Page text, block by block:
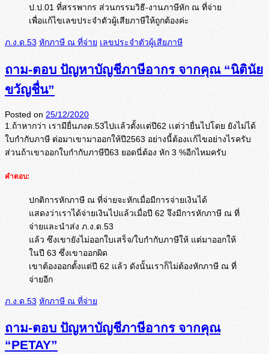
ป.ป.01 ที่สรรพากร ส่วนกรรมวิธี-งานภาษีหัก ณ ที่จ่าย
เพื่อแก้ไขเลขประจำตัวผู้เสียภาษีให้ถูกต้องค่ะ
ภ.ง.ด.53 หักภาษี ณ ที่จ่าย เลขประจำตัวผู้เสียภาษี
ถาม-ตอบ ปัญหาบัญชีภาษีอากร จากคุณ “นิตินัย
ขวัญชื่น”
Posted on 25/12/2020
1.ถ้าหากว่า เรามียื่นภงด.53ไปเเล้วตั้งเเต่ปี62 เเต่ว่ายื่นไปโดย ยังไม่ได้
ใบกำกับภาษี ต่อมาเขามาออกให้ปี2563 อย่างนี้ต้องเเก้ไขอย่างไรครับ
ส่วนถ้าเขาออกใบกำกับภาษีปี63 ยอดนี่ต้อง หัก 3 %อีกไหมครับ
คำตอบ:
ปกติการหักภาษี ณ ที่จ่ายจะหักเมื่อมีการจ่ายเงินได้
แสดงว่าเราได้จ่ายเงินไปแล้วเมื่อปี 62 จึงมีการหักภาษี ณ ที่
จ่ายและนำส่ง ภ.ง.ด.53
แล้ว ซึงเขายังไม่ออกใบเสร็จ/ใบกำกับภาษีให้ แต่มาออกให้
ในปี 63 ซึ่งเขาออกผิด
เขาต้องออกตั้งแต่ปี 62 แล้ว ดังนั้นเราก็ไม่ต้องหักภาษี ณ ที่
จ่ายอีก
ภ.ง.ด.53 หักภาษี ณ ที่จ่าย
ถาม-ตอบ ปัญหาบัญชีภาษีอากร จากคุณ
“PETAY”